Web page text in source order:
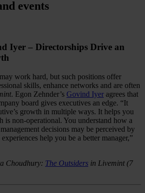
events
Iyer – Directorships Drive an
work hard, but such positions offer
skills, enhance networks and are often
. Egon Zehnder’s Govind Iyer agrees that
board gives executives an edge. “It
growth in multiple ways. It helps you
is non-operational. You understand how a
decisions may be perceived by
help you be a better manager,”
Choudhury: The Outsiders in Livemint (7